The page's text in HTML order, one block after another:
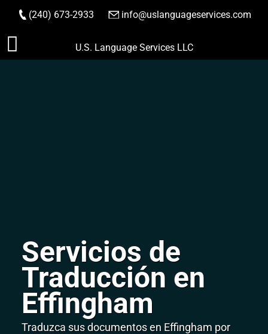
Saltar
(240) 673-2933 info@uslanguageservices.com
HACER PEDIDO
U.S. Language Services LLC
Servicios de
Traducción en
Effingham
Traduzca sus documentos en Effingham por